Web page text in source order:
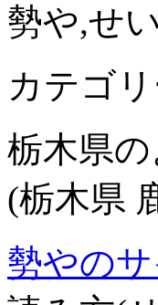
勢や,せ
カテゴ
栃木県
(栃木県
勢やのサ